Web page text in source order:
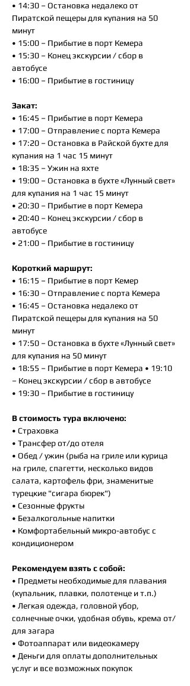
• 14:30 – Остановка недалеко от
Пиратской пещеры для купания на 50
минут
• 15:00 – Прибытие в порт Кемера
• 15:30 – Конец экскурсии / сбор в
автобусе
• 16:00 – Прибытие в гостиницу
Закат:
• 16:45 – Прибытие в порт Кемера
• 17:00 – Отправление с порта Кемера
• 17:20 – Остановка в Райской бухте для
купания на 1 час 15 минут
• 18:35 – Ужин на яхте
• 19:00 – Остановка в бухте «Лунный свет»
для купания на 1 час 15 минут
• 20:30 – Прибытие в порт Кемера
• 20:40 – Конец экскурсии / сбор в
автобусе
• 21:00 – Прибытие в гостиницу
Короткий маршрут:
• 16:15 – Прибытие в порт Кемер
• 16:30 – Отправление с порта Кемера
• 16:45 – Остановка недалеко от
Пиратской пещеры для купания на 50
минут
• 17:50 – Остановка в бухте «Лунный свет»
для купания на 50 минут
• 18:55 – Прибытие в порт Кемера • 19:10
– Конец экскурсии / сбор в автобусе
• 19:30 – Прибытие в гостиницу
В стоимость тура включено:
• Страховка
• Трансфер от/до отеля
• Обед / ужин (рыба на гриле или курица
на гриле, спагетти, несколько видов
салата, картофель фри, знаменитые
турецкие "сигара бюрек")
• Сезонные фрукты
• Безалкогольные напитки
• Комфортабельный микро-автобус с
кондиционером
Рекомендуем взять с собой:
• Предметы необходимые для плавания
(купальник, плавки, полотенце и т.п.)
• Легкая одежда, головной убор,
солнечные очки, удобная обувь, крема от/
для загара
• Фотоаппарат или видеокамеру
• Деньги для оплаты дополнительных
услуг и все возможных покупок